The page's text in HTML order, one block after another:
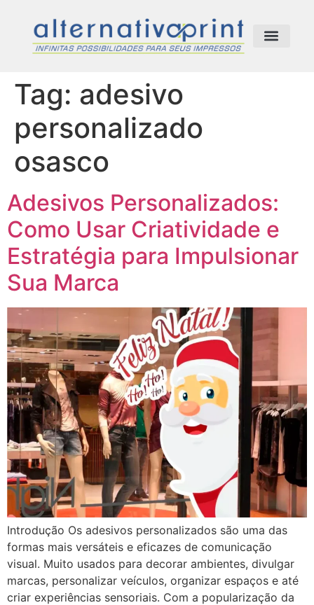
Tag: adesivo
personalizado
osasco
Adesivos Personalizados:
Como Usar Criatividade e
Estratégia para Impulsionar
Sua Marca
Introdução Os adesivos personalizados são uma das
formas mais versáteis e eficazes de comunicação
visual. Muito usados para decorar ambientes, divulgar
marcas, personalizar veículos, organizar espaços e até
criar experiências sensoriais. Com a popularização da